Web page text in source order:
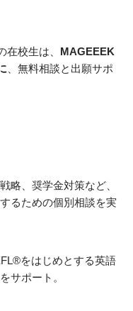
校生は、 MAGEEEK
、無料相談と出願サポ
略、奨学金対策など、
るための個別相談を実
をはじめとする英語
サポート。